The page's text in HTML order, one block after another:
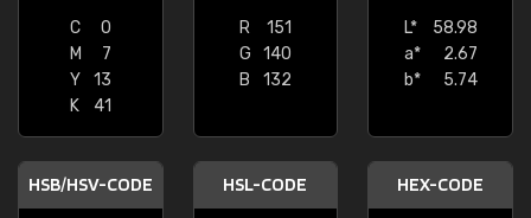
C
0
M
7
Y
13
K
41
R
151
G
140
B
132
L*
58.98
a*
2.67
b*
5.74
HSB/HSV-CODE HSL-CODE HEX-CODE